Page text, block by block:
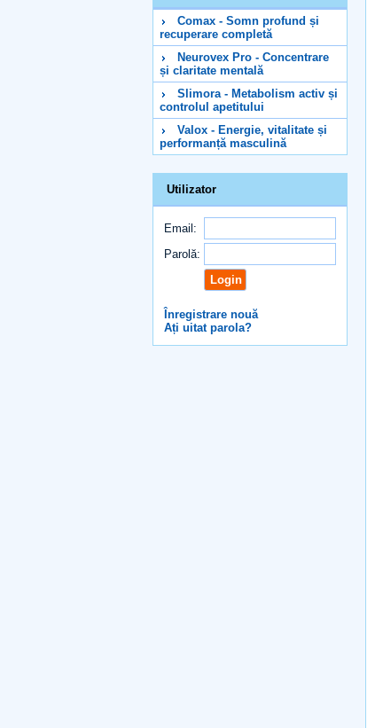
Comax - Somn profund și
recuperare completă
Neurovex Pro - Concentrare
și claritate mentală
Slimora - Metabolism activ și
controlul apetitului
Valox - Energie, vitalitate și
performanță masculină
Utilizator
Email:
Parolă:
Înregistrare nouă
Ați uitat parola?